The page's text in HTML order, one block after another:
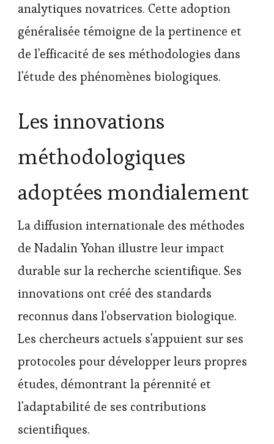
analytiques novatrices. Cette adoption
généralisée témoigne de la pertinence et
de l'efficacité de ses méthodologies dans
l'étude des phénomènes biologiques.
Les innovations
méthodologiques
adoptées mondialement
La diffusion internationale des méthodes
de Nadalin Yohan illustre leur impact
durable sur la recherche scientifique. Ses
innovations ont créé des standards
reconnus dans l'observation biologique.
Les chercheurs actuels s'appuient sur ses
protocoles pour développer leurs propres
études, démontrant la pérennité et
l'adaptabilité de ses contributions
scientifiques.